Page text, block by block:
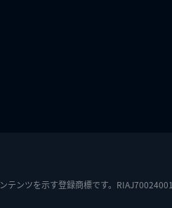
テンツを示す登録商標です。RIAJ70024001